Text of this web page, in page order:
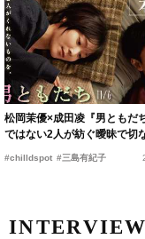
松岡茉優×成田凌『男ともだ
ではない2人が紡ぐ曖昧で切
#chilldspot #三島有紀子
INTERVIEW